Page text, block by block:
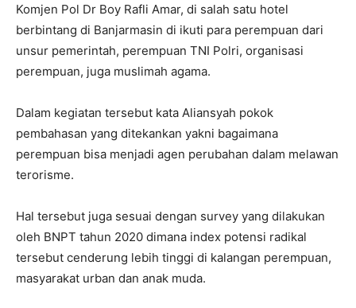
Komjen Pol Dr Boy Rafli Amar, di salah satu hotel
berbintang di Banjarmasin di ikuti para perempuan dari
unsur pemerintah, perempuan TNI Polri, organisasi
perempuan, juga muslimah agama.
Dalam kegiatan tersebut kata Aliansyah pokok
pembahasan yang ditekankan yakni bagaimana
perempuan bisa menjadi agen perubahan dalam melawan
terorisme.
Hal tersebut juga sesuai dengan survey yang dilakukan
oleh BNPT tahun 2020 dimana index potensi radikal
tersebut cenderung lebih tinggi di kalangan perempuan,
masyarakat urban dan anak muda.